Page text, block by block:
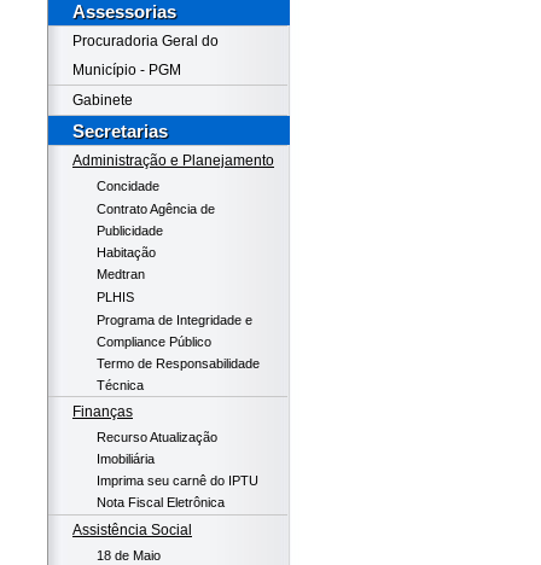
Assessorias
Procuradoria Geral do
Município - PGM
Gabinete
Secretarias
Administração e Planejamento
Concidade
Contrato Agência de
Publicidade
Habitação
Medtran
PLHIS
Programa de Integridade e
Compliance Público
Termo de Responsabilidade
Técnica
Finanças
Recurso Atualização
Imobiliária
Imprima seu carnê do IPTU
Nota Fiscal Eletrônica
Assistência Social
18 de Maio